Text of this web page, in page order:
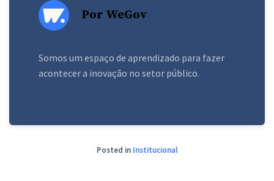
Por WeGov
Somos um espaço de aprendizado para fazer
acontecer a inovação no setor público.
Posted in Institucional